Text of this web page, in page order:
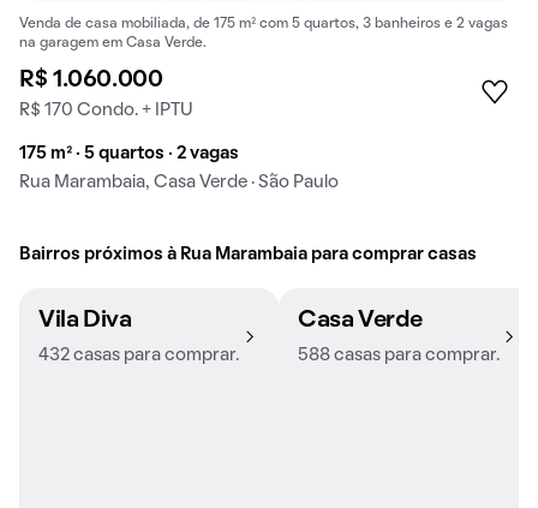
Venda de casa mobiliada, de 175 m² com 5 quartos, 3 banheiros e 2 vagas
na garagem em Casa Verde.
R$ 1.060.000
R$ 170 Condo. + IPTU
175 m² · 5 quartos · 2 vagas
Rua Marambaia, Casa Verde · São Paulo
Bairros próximos à Rua Marambaia para comprar casas
Vila Diva
432 casas para comprar.
Casa Verde
588 casas para comprar.